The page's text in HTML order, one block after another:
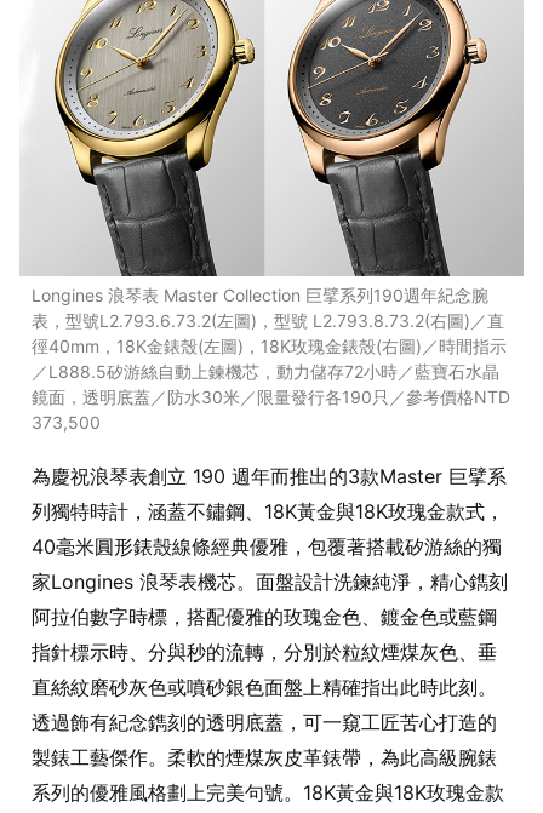
Longines 浪琴表 Master Collection 巨擘系列190週年紀念腕
表，型號L2.793.6.73.2(左圖)，型號 L2.793.8.73.2(右圖)／直
徑40mm，18K金錶殼(左圖)，18K玫瑰金錶殼(右圖)／時間指示
／L888.5矽游絲自動上鍊機芯，動力儲存72小時／藍寶石水晶
鏡面，透明底蓋／防水30米／限量發行各190只／參考價格NTD
373,500
為慶祝浪琴表創立 190 週年而推出的3款Master 巨擘系
列獨特時計，涵蓋不鏽鋼、18K黃金與18K玫瑰金款式，
40毫米圓形錶殼線條經典優雅，包覆著搭載矽游絲的獨
家Longines 浪琴表機芯。面盤設計洗鍊純淨，精心鐫刻
阿拉伯數字時標，搭配優雅的玫瑰金色、鍍金色或藍鋼
指針標示時、分與秒的流轉，分別於粒紋煙煤灰色、垂
直絲紋磨砂灰色或噴砂銀色面盤上精確指出此時此刻。
透過飾有紀念鐫刻的透明底蓋，可一窺工匠苦心打造的
製錶工藝傑作。柔軟的煙煤灰皮革錶帶，為此高級腕錶
系列的優雅風格劃上完美句號。18K黃金與18K玫瑰金款